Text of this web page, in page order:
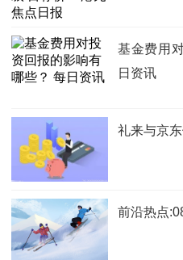
基金费用
日资讯
礼来与京
前沿热点